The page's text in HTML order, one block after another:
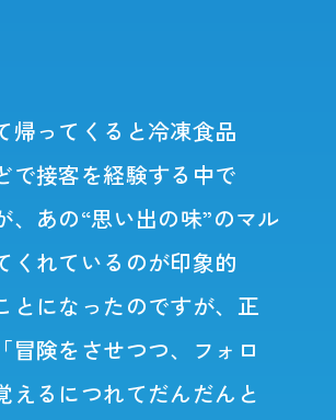
帰ってくると冷凍食品
で接客を経験する中で
、あの“思い出の味”のマル
くれているのが印象的
とになったのですが、正
険をさせつつ、フォロ
えるにつれてだんだんと